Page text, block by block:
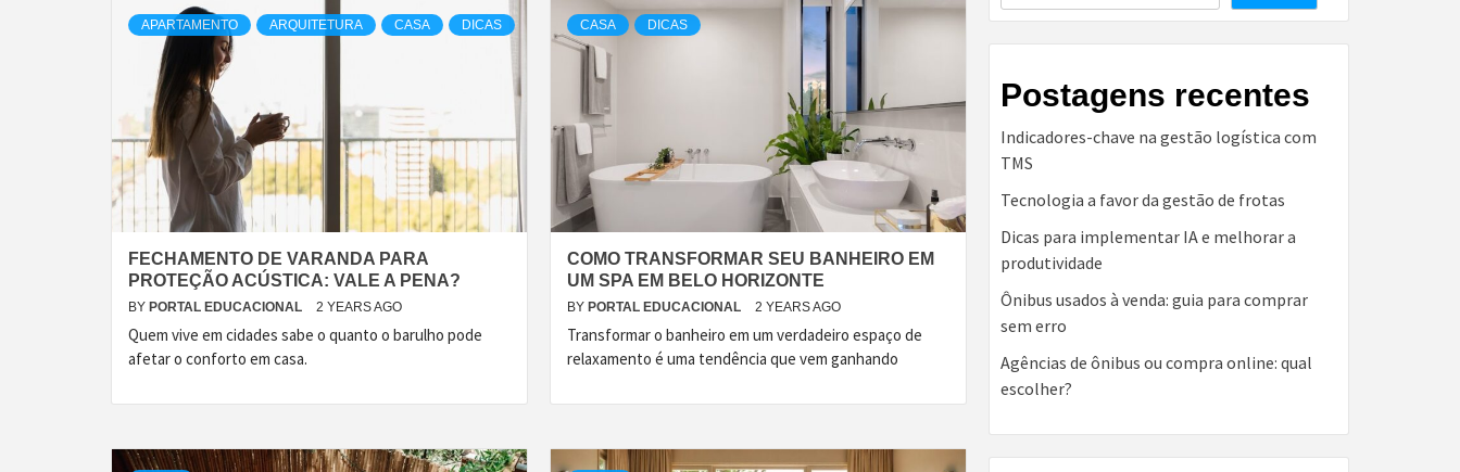
APARTAMENTO ARQUITETURA CASA DICAS
FECHAMENTO DE VARANDA PARA
PROTEÇÃO ACÚSTICA: VALE A PENA?
BY PORTAL EDUCACIONAL 2 YEARS AGO
Quem vive em cidades sabe o quanto o barulho pode
afetar o conforto em casa.
CASA DICAS
COMO TRANSFORMAR SEU BANHEIRO EM
UM SPA EM BELO HORIZONTE
BY PORTAL EDUCACIONAL 2 YEARS AGO
Transformar o banheiro em um verdadeiro espaço de
relaxamento é uma tendência que vem ganhando
Postagens recentes
Indicadores-chave na gestão logística com
TMS
Tecnologia a favor da gestão de frotas
Dicas para implementar IA e melhorar a
produtividade
Ônibus usados à venda: guia para comprar
sem erro
Agências de ônibus ou compra online: qual
escolher?